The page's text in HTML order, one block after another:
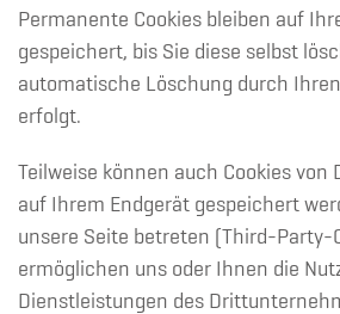
Permanente Cookies bleiben auf
gespeichert, bis Sie diese selbst
automatische Löschung durch
erfolgt.
Teilweise können auch Cookies
auf Ihrem Endgerät gespeichert
unsere Seite betreten (Third-Party-
ermöglichen uns oder Ihnen die
Dienstleistungen des